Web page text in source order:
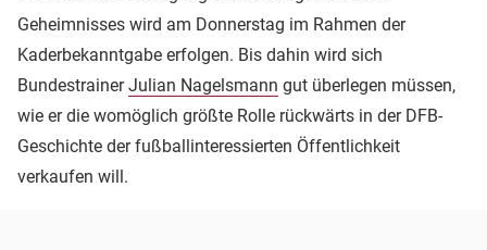
Geheimnisses wird am Donnerstag im Rahmen der
Kaderbekanntgabe erfolgen. Bis dahin wird sich
BundestrainerJulian Nagelsmann gut überlegen müssen,
wie er die womöglich größte Rolle rückwärts in der DFB-
Geschichte der fußballinteressierten Öffentlichkeit
verkaufen will.